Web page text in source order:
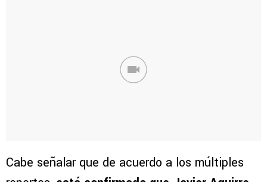
Cabe señalar que de acuerdo a los múltiples